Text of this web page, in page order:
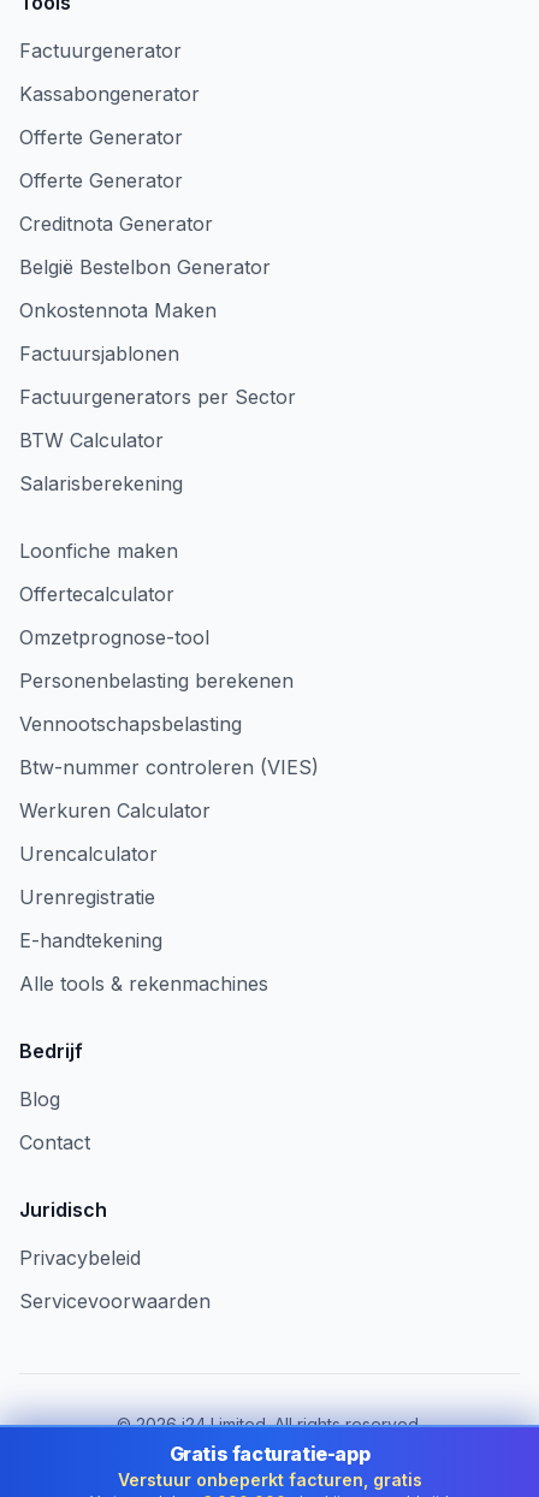
Factuurgenerator
Kassabongenerator
Offerte Generator
Offerte Generator
Creditnota Generator
België Bestelbon Generator
Onkostennota Maken
Factuursjablonen
Factuurgenerators per Sector
BTW Calculator
Salarisberekening
Loonfiche maken
Offertecalculator
Omzetprognose-tool
Personenbelasting berekenen
Vennootschapsbelasting
Btw-nummer controleren (VIES)
Werkuren Calculator
Urencalculator
Urenregistratie
E-handtekening
Alle tools & rekenmachines
Bedrijf
Blog
Contact
Juridisch
Privacybeleid
Servicevoorwaarden
©2026i24 Limited. All rights reserved.
Voor bedrijven in Belgium
Land wijzigen:
Belgium
Gratis facturatie-app
Verstuur onbeperkt facturen, gratis